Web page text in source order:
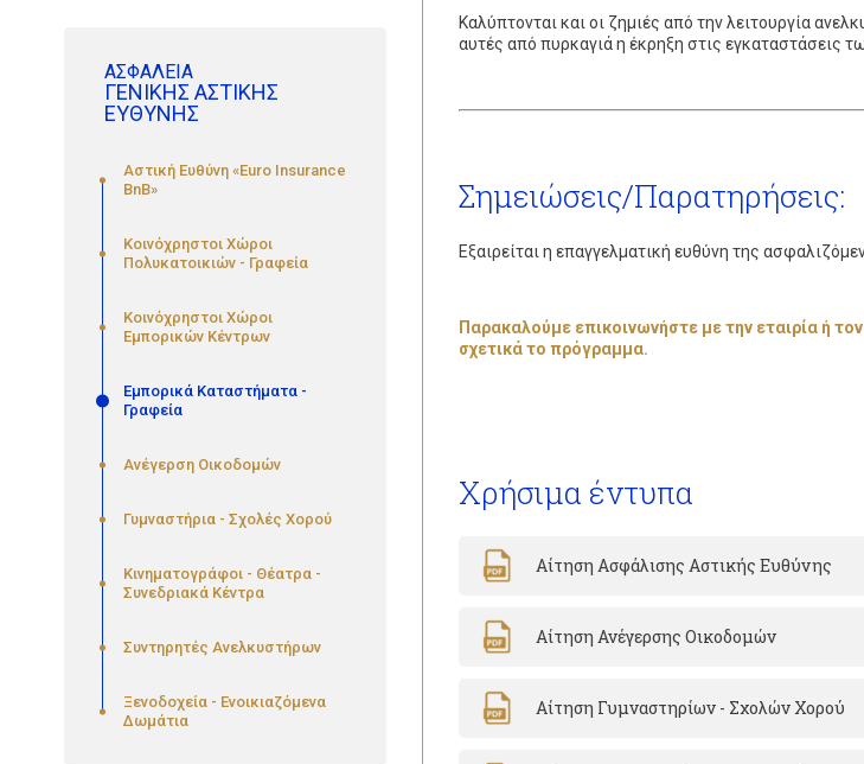
ΑΣΦΑΛΕΙΑ
ΓΕΝΙΚΗΣ ΑΣΤΙΚΗΣ
ΕΥΘΥΝΗΣ
Aστική Ευθύνη «Euro Insurance
BnB»
Κοινόχρηστοι Χώροι
Πολυκατοικιών - Γραφεία
Κοινόχρηστοι Χώροι
Εμπορικών Κέντρων
Εμπορικά Καταστήματα -
Γραφεία
Ανέγερση Οικοδομών
Γυμναστήρια - Σχολές Χορού
Κινηματογράφοι - Θέατρα -
Συνεδριακά Κέντρα
Συντηρητές Ανελκυστήρων
Ξενοδοχεία - Ενοικιαζόμενα
Δωμάτια
Καλύπτονται και οι ζημιές από την λειτουργία
αυτές από πυρκαγιά η έκρηξη στις εγκαταστάσεις
Σημειώσεις/Παρατηρήσεις:
Εξαιρείται η επαγγελματική ευθύνη της
Παρακαλούμε επικοινωνήστε με την εταιρία ή
σχετικά το πρόγραμμα.
Χρήσιμα έντυπα
Αίτηση Ασφάλισης Αστικής Ευθύνης
Αίτηση Ανέγερσης Οικοδομών
Αίτηση Γυμναστηρίων - Σχολών Χορού